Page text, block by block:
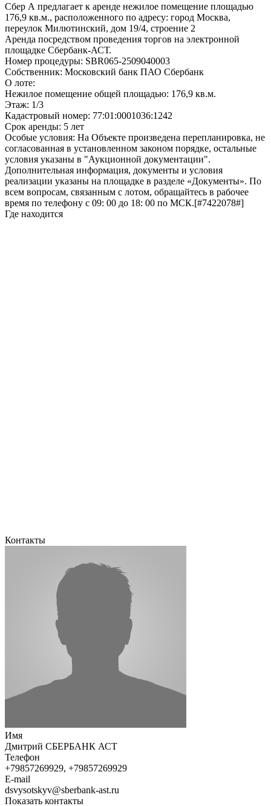
Сбер А предлагает к аренде нежилое помещение площадью
176,9 кв.м., расположенного по адресу: город Москва,
переулок Милютинский, дом 19/4, строение 2
Аренда посредством проведения торгов на электронной
площадке Сбербанк-АСТ.
Номер процедуры: SBR065-2509040003
Собственник: Московский банк ПАО Сбербанк
О лоте:
Нежилое помещение общей площадью: 176,9 кв.м.
Этаж: 1/3
Кадастровый номер: 77:01:0001036:1242
Срок аренды: 5 лет
Особые условия: На Объекте произведена перепланировка, не
согласованная в установленном законом порядке, остальные
условия указаны в "Аукционной документации".
Дополнительная информация, документы и условия
реализации указаны на площадке в разделе «Документы». По
всем вопросам, связанным с лотом, обращайтесь в рабочее
время по телефону с 09: 00 до 18: 00 по МСК.[#7422078#]
Где находится
Контакты
Имя
Дмитрий СБЕРБАНК АСТ
Телефон
+79857269929, +79857269929
E-mail
dsvysotskyv@sberbank-ast.ru
Показать контакты